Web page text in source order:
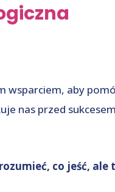
aby
nas przed
co jeść, ale